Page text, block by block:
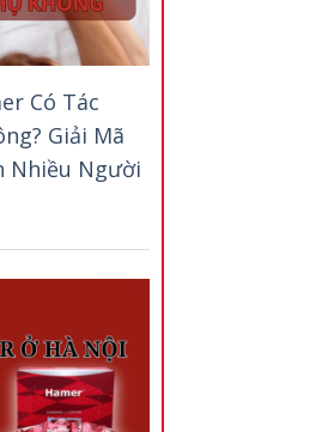
Có Tác
Giải Mã
Nhiều Người